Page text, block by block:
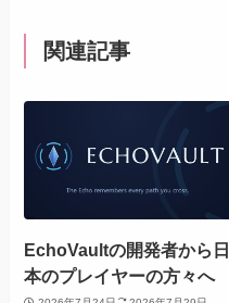
関連記事
EchoVaultの開発者から日
本のプレイヤーの方々へ